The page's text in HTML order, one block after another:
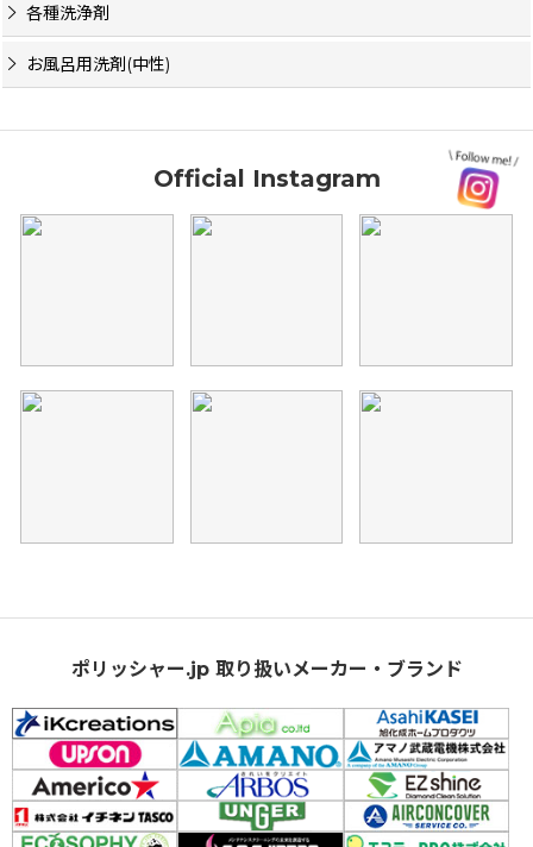
各種洗浄剤
お風呂用洗剤(中性)
Official Instagram
ポリッシャー.jp 取り扱いメーカー・ブランド